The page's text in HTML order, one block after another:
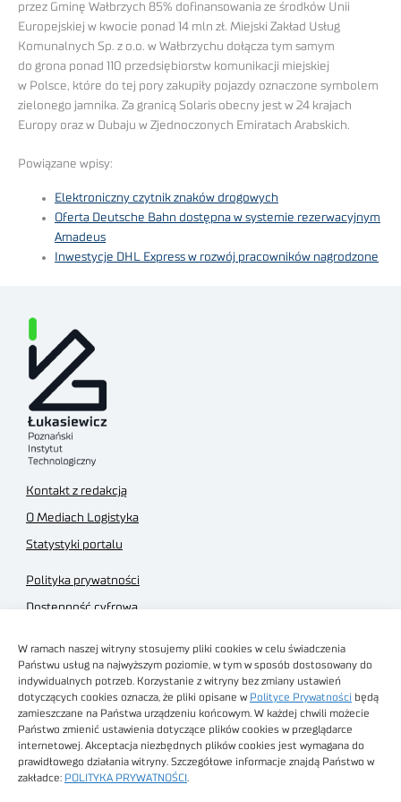
W ramach naszej witryny stosujemy pliki cookies w celu świadczenia
Państwu usług na najwyższym poziomie, w tym w sposób dostosowany do
indywidualnych potrzeb. Korzystanie z witryny bez zmiany ustawień
dotyczących cookies oznacza, że pliki opisane w Polityce Prywatności będą
zamieszczane na Państwa urządzeniu końcowym. W każdej chwili możecie
Państwo zmienić ustawienia dotyczące plików cookies w przeglądarce
internetowej. Akceptacja niezbędnych plików cookies jest wymagana do
prawidłowego działania witryny. Szczegółowe informacje znajdą Państwo w
zakładce: POLITYKA PRYWATNOŚCI
przez Gminę Wałbrzych 85% dofinansowania ze środków Unii
Europejskiej w kwocie ponad 14 mln zł. Miejski Zakład Usług
Komunalnych Sp. z o.o. w Wałbrzychu dołącza tym samym
do grona ponad 110 przedsiębiorstw komunikacji miejskiej
w Polsce, które do tej pory zakupiły pojazdy oznaczone symbolem
zielonego jamnika. Za granicą Solaris obecny jest w 24 krajach
Europy oraz w Dubaju w Zjednoczonych Emiratach Arabskich.
Powiązane wpisy:
Elektroniczny czytnik znaków drogowych
Oferta Deutsche Bahn dostępna w systemie rezerwacyjnym
Amadeus
Inwestycje DHL Express w rozwój pracowników nagrodzone
Kontakt z redakcją
O Mediach Logistyka
Statystyki portalu
Polityka prywatności
Dostępność cyfrowa
Regulamin sklepu
Obrazy stockowe
autorstwa